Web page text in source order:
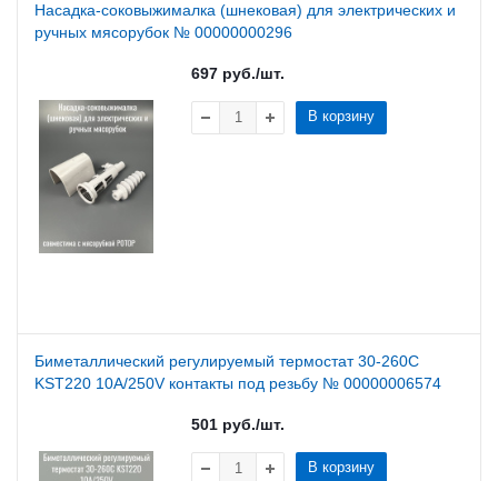
Насадка-соковыжималка (шнековая) для электрических и
ручных мясорубок № 00000000296
697 руб./шт.
В корзину
Биметаллический регулируемый термостат 30-260С
KST220 10A/250V контакты под резьбу № 00000006574
501 руб./шт.
В корзину